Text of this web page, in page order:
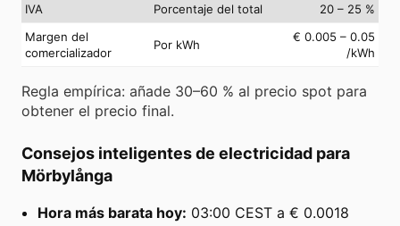
IVA
Porcentaje del total
20 – 25 %
Margen del
comercializador
Por kWh
€ 0.005 – 0.05
/kWh
Regla empírica: añade 30–60 % al precio spot para
obtener el precio final.
Consejos inteligentes de electricidad para
Mörbylånga
Hora más barata hoy: 03:00 CEST a € 0.0018